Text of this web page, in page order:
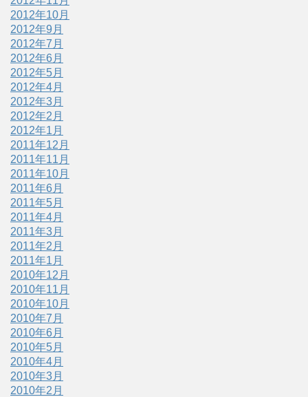
2012年10月
2012年9月
2012年7月
2012年6月
2012年5月
2012年4月
2012年3月
2012年2月
2012年1月
2011年12月
2011年11月
2011年10月
2011年6月
2011年5月
2011年4月
2011年3月
2011年2月
2011年1月
2010年12月
2010年11月
2010年10月
2010年7月
2010年6月
2010年5月
2010年4月
2010年3月
2010年2月